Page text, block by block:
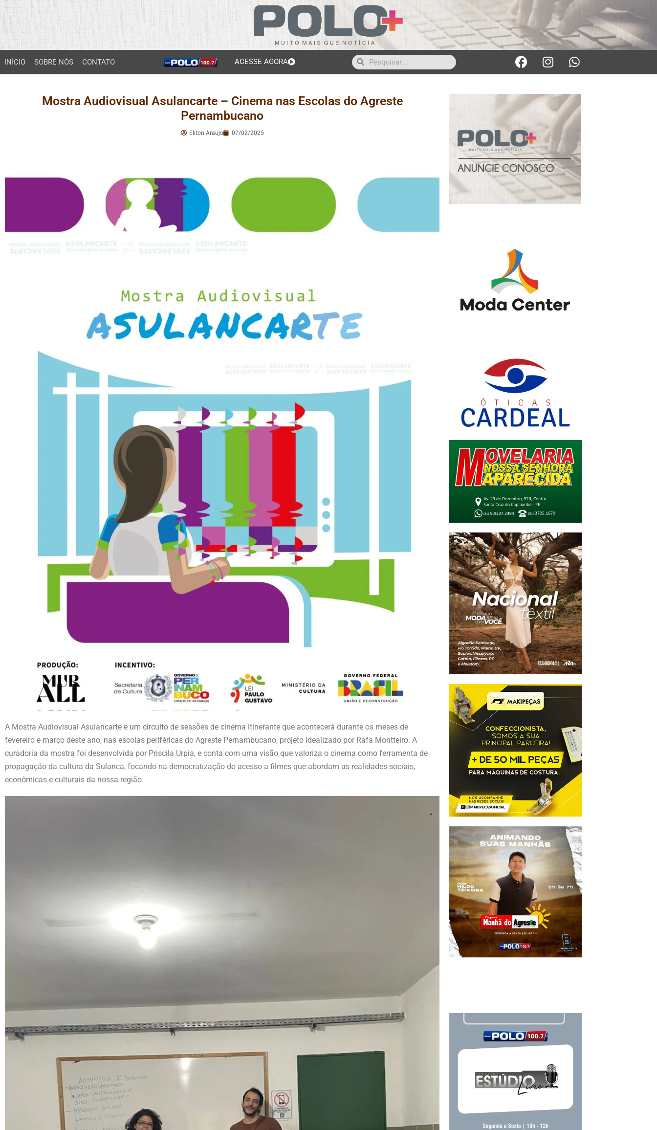
INÍCIO SOBRE NÓS CONTATO ACESSE AGORA
Mostra Audiovisual Asulancarte – Cinema nas Escolas do Agreste
Pernambucano
Eliton Araujo 07/02/2025
A Mostra Audiovisual Asulancarte é um circuito de sessões de cinema itinerante que acontecerá durante os meses de
fevereiro e março deste ano, nas escolas periféricas do Agreste Pernambucano, projeto idealizado por Rafa Montteiro. A
curadoria da mostra foi desenvolvida por Priscila Urpia, e conta com uma visão que valoriza o cinema como ferramenta de
propagação da cultura da Sulanca, focando na democratização do acesso a filmes que abordam as realidades sociais,
econômicas e culturais da nossa região.